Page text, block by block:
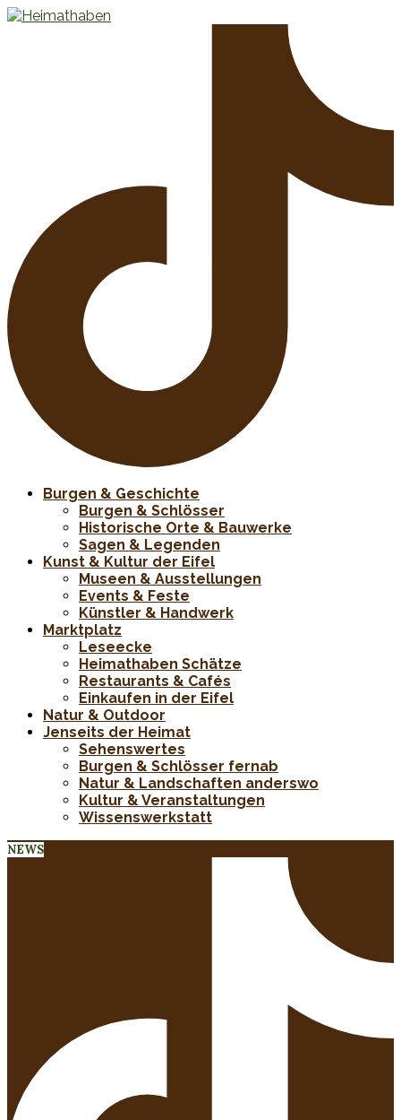
Burgen & Geschichte
Burgen & Schlösser
Historische Orte & Bauwerke
Sagen & Legenden
Kunst & Kultur der Eifel
Museen & Ausstellungen
Events & Feste
Künstler & Handwerk
Marktplatz
Leseecke
Heimathaben Schätze
Restaurants & Cafés
Einkaufen in der Eifel
Natur & Outdoor
Jenseits der Heimat
Sehenswertes
Burgen & Schlösser fernab
Natur & Landschaften anderswo
Kultur & Veranstaltungen
Wissenswerkstatt
NEWS